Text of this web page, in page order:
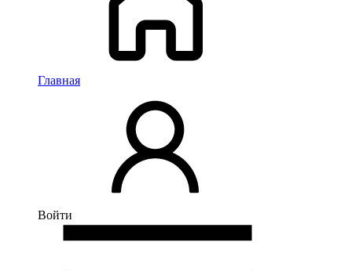
Главная
Войти